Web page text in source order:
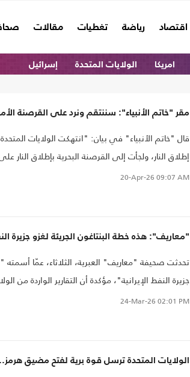
اقتصاد رياضة تغطيات مقالات
امريكا الولايات المتحدة إسرائيل
مقر "خاتم الأنبياء": سننتقم ونرد على القرصنة
قال "خاتم الأنبياء" في بيان: "انتهكت الولايات
إطلاق النار، ولجأت إلى القرصنة البحرية بإطلاق النار
مياه بحر عُمان، ما أدى إلى تعطيل نظام الملاحة فيها،
20-Apr-26 09:07 AM
"معاريف": هذه خطة البنتاغون الجريئة لغزو جزيرة
تحدثت صحيفة "معاريف" العبرية، الثلاثاء، عمّا أسمته
جزيرة النفط الإيرانية"، مؤكدة أن التقارير الواردة من
يجري النظر في نشر سريع..
24-Mar-26 02:01 PM
الولايات المتحدة ترسل قوة برية لفتح مضيق